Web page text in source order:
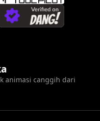
animasi canggih dari